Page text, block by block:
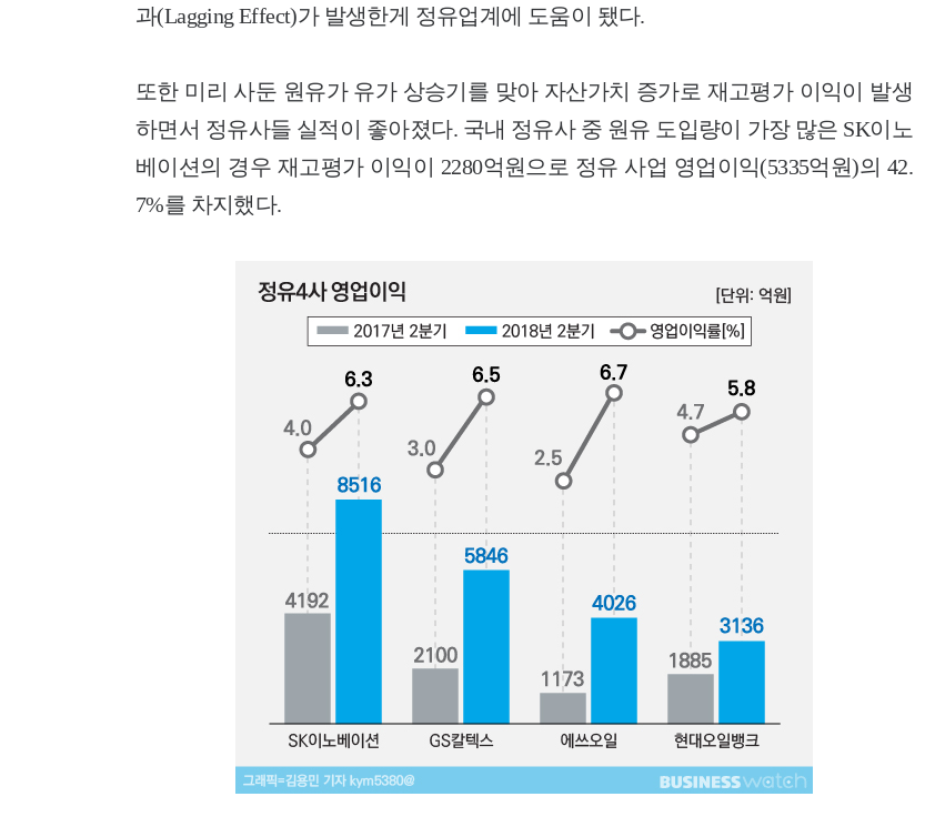
과(Lagging Effect)가 발생한게 정유업계에 도움이 됐다.
또한 미리 사둔 원유가 유가 상승기를 맞아 자산가치 증가로 재고평가 이익이 발생
하면서 정유사들 실적이 좋아졌다. 국내 정유사 중 원유 도입량이 가장 많은 SK이노
베이션의 경우 재고평가 이익이 2280억원으로 정유 사업 영업이익(5335억원)의 42.
7%를 차지했다.